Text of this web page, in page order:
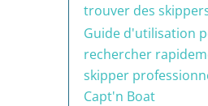
trouver des
Guide d'utilisation
rechercher
skipper
Capt'n Boat